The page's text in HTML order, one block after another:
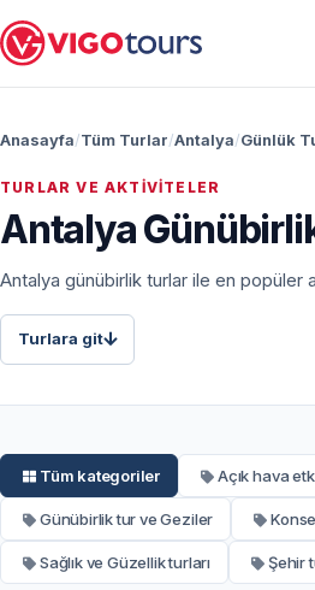
Anasayfa Tüm Turlar Antalya Günlük
TURLAR VE AKTIVITELER
Antalya
Antalya günübirlik turlar ile en popüler
Turlara git
Tüm kategoriler Açık hava
Günübirlik tur ve Geziler
Sağlık ve Güzellik turları Şehir